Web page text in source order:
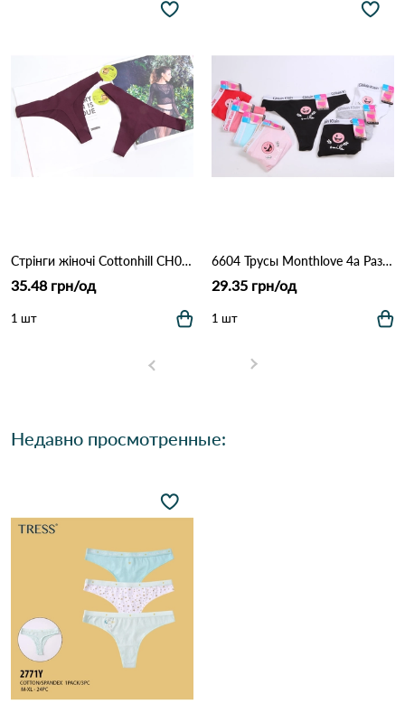
Стрінги жіночі Cottonhill CH0610 Марсала
35.48 грн/од
1 шт
6604 Трусы Monthlove 4а Различные цвета
29.35 грн/од
1 шт
Недавно просмотренные: